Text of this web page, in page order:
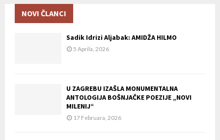
NOVI ČLANCI
Sadik Idrizi Aljabak: AMIDŽA HILMO
5 Aprila, 2026
U ZAGREBU IZAŠLA MONUMENTALNA
ANTOLOGIJA BOŠNJAČKE POEZIJE „NOVI
MILENIJ“
17 Februara, 2026